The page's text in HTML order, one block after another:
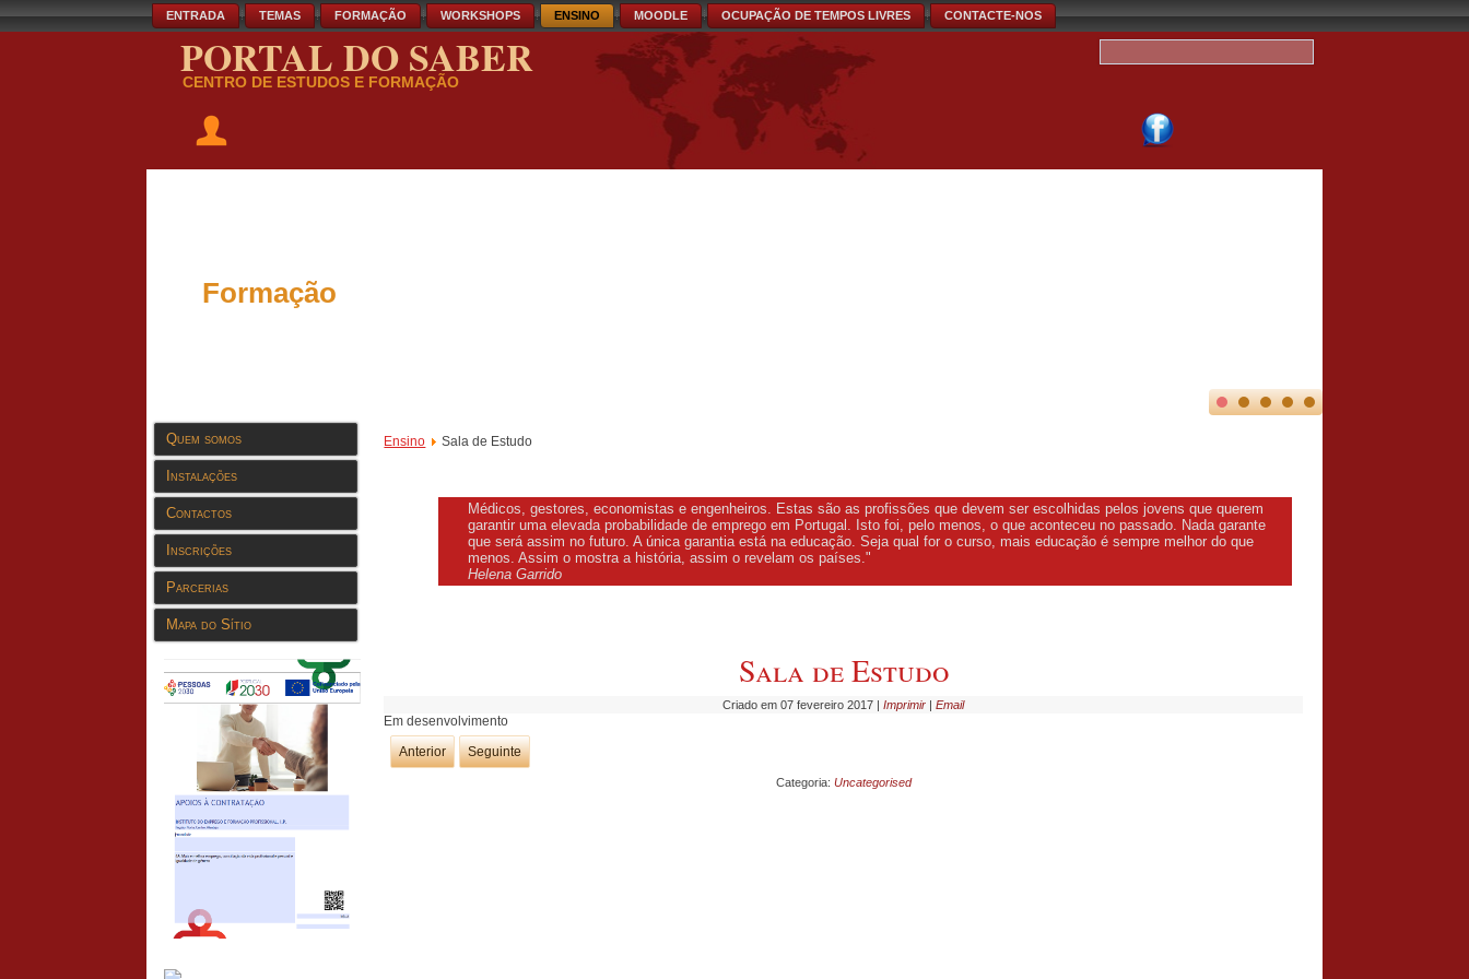
ENTRADA TEMAS FORMAÇÃO WORKSHOPS ENSINO MOODLE OCUPAÇÃO DE TEMPOS LIVRES CONTACTE-NOS
PORTAL DO SABER
CENTRO DE ESTUDOS E FORMAÇÃO
Formação
Quem somos
Instalações
Contactos
Inscrições
Parcerias
Mapa do Sítio
Ensino Sala de Estudo
Médicos, gestores, economistas e engenheiros. Estas são as profissões que devem ser escolhidas pelos jovens que querem
garantir uma elevada probabilidade de emprego em Portugal. Isto foi, pelo menos, o que aconteceu no passado. Nada garante
que será assim no futuro. A única garantia está na educação. Seja qual for o curso, mais educação é sempre melhor do que
menos. Assim o mostra a história, assim o revelam os países."
Helena Garrido
Sala de Estudo
Criado em 07 fevereiro 2017 |Imprimir |Email
Em desenvolvimento
Anterior
Seguinte
Categoria: Uncategorised